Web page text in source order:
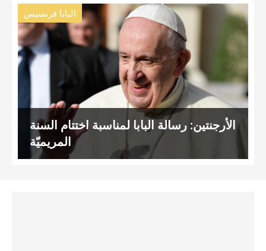
البابا فرنسيس
الأرجنتين: رسالة البابا لمناسبة اختتام السنة
المريميّة